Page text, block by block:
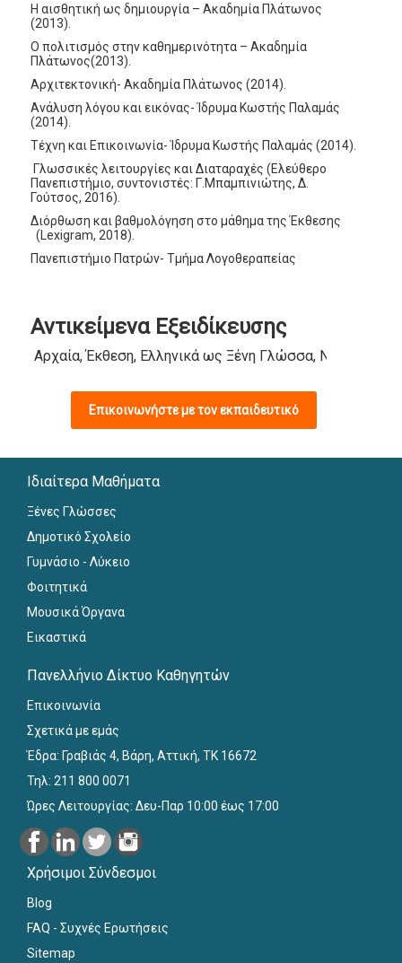
Η αισθητική ως δημιουργία – Ακαδημία Πλάτωνος
(2013).
Ο πολιτισμός στην καθημερινότητα – Ακαδημία
Πλάτωνος(2013).
Αρχιτεκτονική- Ακαδημία Πλάτωνος (2014).
Ανάλυση λόγου και εικόνας- Ίδρυμα Κωστής Παλαμάς
(2014).
Τέχνη και Επικοινωνία- Ίδρυμα Κωστής Παλαμάς (2014).
Γλωσσικές λειτουργίες και Διαταραχές (Ελεύθερο
Πανεπιστήμιο, συντονιστές: Γ.Μπαμπινιώτης, Δ.
Γούτσος, 2016).
Διόρθωση και βαθμολόγηση στο μάθημα της Έκθεσης
(Lexigram, 2018).
Πανεπιστήμιο Πατρών- Τμήμα Λογοθεραπείας
Αντικείμενα Εξειδίκευσης
Αρχαία, Έκθεση, Ελληνικά ως Ξένη Γλώσσα, Νέα
Επικοινωνήστε με τον εκπαιδευτικό
Ιδιαίτερα Μαθήματα
Ξένες Γλώσσες
Δημοτικό Σχολείο
Γυμνάσιο - Λύκειο
Φοιτητικά
Μουσικά Όργανα
Εικαστικά
Πανελλήνιο Δίκτυο Καθηγητών
Επικοινωνία
Σχετικά με εμάς
Έδρα: Γραβιάς 4, Βάρη, Αττική, ΤΚ 16672
Τηλ: 211 800 0071
Ώρες Λειτουργίας: Δευ-Παρ 10:00 έως 17:00
Χρήσιμοι Σύνδεσμοι
Blog
FAQ - Συχνές Ερωτήσεις
Sitemap